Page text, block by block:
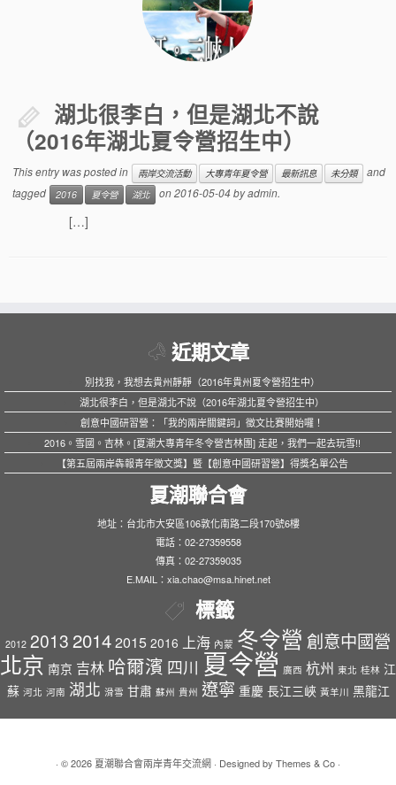
湖北很李白，但是湖北不說
（2016年湖北夏令營招生中）
This entry was posted in 兩岸交流活動 大專青年夏令營 最新訊息 未分類
and
tagged
2016 夏令營 湖北 on2016-05-04byadmin.
[…]
近期文章
別找我，我想去貴州靜靜（2016年貴州夏令營招生中）
湖北很李白，但是湖北不說（2016年湖北夏令營招生中）
創意中國研習營：「我的兩岸關鍵詞」徵文比賽開始囉！
2016。雪國。吉林。[夏潮大專青年冬令營吉林團] 走起，我們一起去玩雪!!
【第五屆兩岸犇報青年徵文獎】暨【創意中國研習營】得獎名單公告
夏潮聯合會
地址：台北市大安區106敦化南路二段170號6樓
電話：02-27359558
傳真：02-27359035
E.MAIL：xia.chao@msa.hinet.net
標籤
2012 201320142015 2016 上海 內蒙 冬令營 創意中國營
北京 南京 吉林 哈爾濱 四川 夏令營 廣西 杭州 東北 桂林 江
蘇 河北 河南 湖北 滑雪 甘肅 蘇州 貴州 遼寧 重慶 長江三峽 黃羊川 黑龍江
· © 2026 夏潮聯合會兩岸青年交流網 · Designed by Themes & Co ·